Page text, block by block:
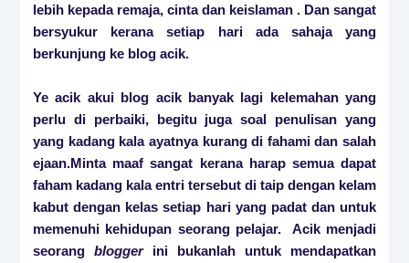
lebih kepada remaja, cinta dan keislaman . Dan sangat
bersyukur kerana setiap hari ada sahaja yang
berkunjung ke blog acik.
Ye acik akui blog acik banyak lagi kelemahan yang
perlu di perbaiki, begitu juga soal penulisan yang
yang kadang kala ayatnya kurang di fahami dan salah
ejaan.Minta maaf sangat kerana harap semua dapat
faham kadang kala entri tersebut di taip dengan kelam
kabut dengan kelas setiap hari yang padat dan untuk
memenuhi kehidupan seorang pelajar. Acik menjadi
seorang bloggerini bukanlah untuk mendapatkan